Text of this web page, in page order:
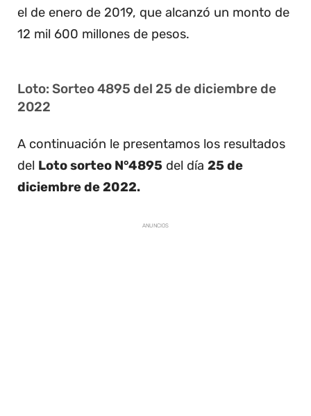
el de enero de 2019, que alcanzó un monto de
12 mil 600 millones de pesos.
Loto: Sorteo 4895 del 25 de diciembre de
2022
A continuación le presentamos los resultados
del Loto sorteo N°4895 del día 25 de
diciembre de 2022.
ANUNCIOS